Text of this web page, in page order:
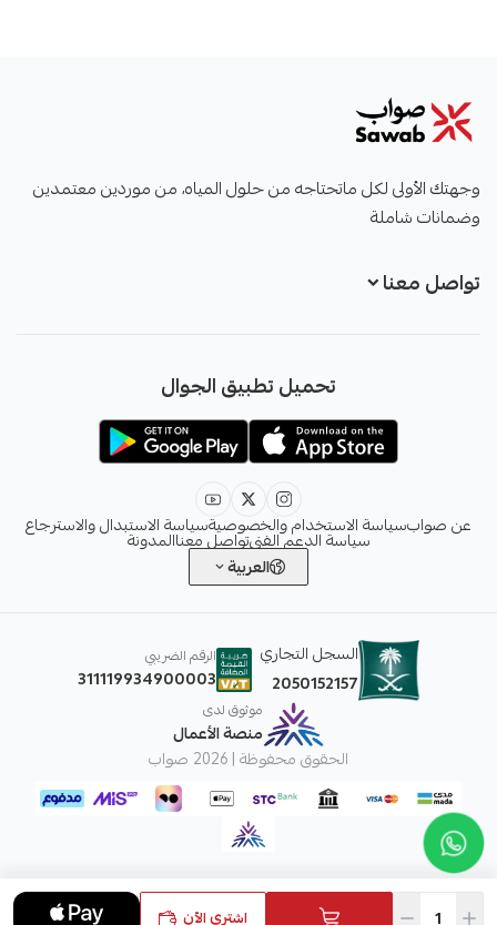
اشتري الآن
وجهتك الأولى لكل ماتحتاجه من حلول المياه، من موردين معتمدين
وضمانات شاملة
تواصل معنا
info@sawab.app
تحميل تطبيق الجوال
عن صوابسياسة الاستخدام والخصوصيةسياسة الاستبدال والاسترجاع
سياسة الدعم الفنيتواصل معناالمدونة
العربية
السجل التجاري
2050152157
الرقم الضريبي
311119934900003
موثوق لدى
منصة الأعمال
الحقوق محفوظة | 2026
صواب